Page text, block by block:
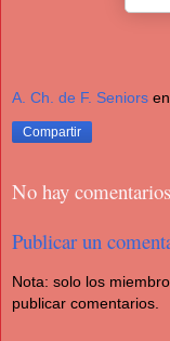
A. Ch. de F. Seniors en
Compartir
No hay
Publicar un
Nota: solo los
publicar comentarios.